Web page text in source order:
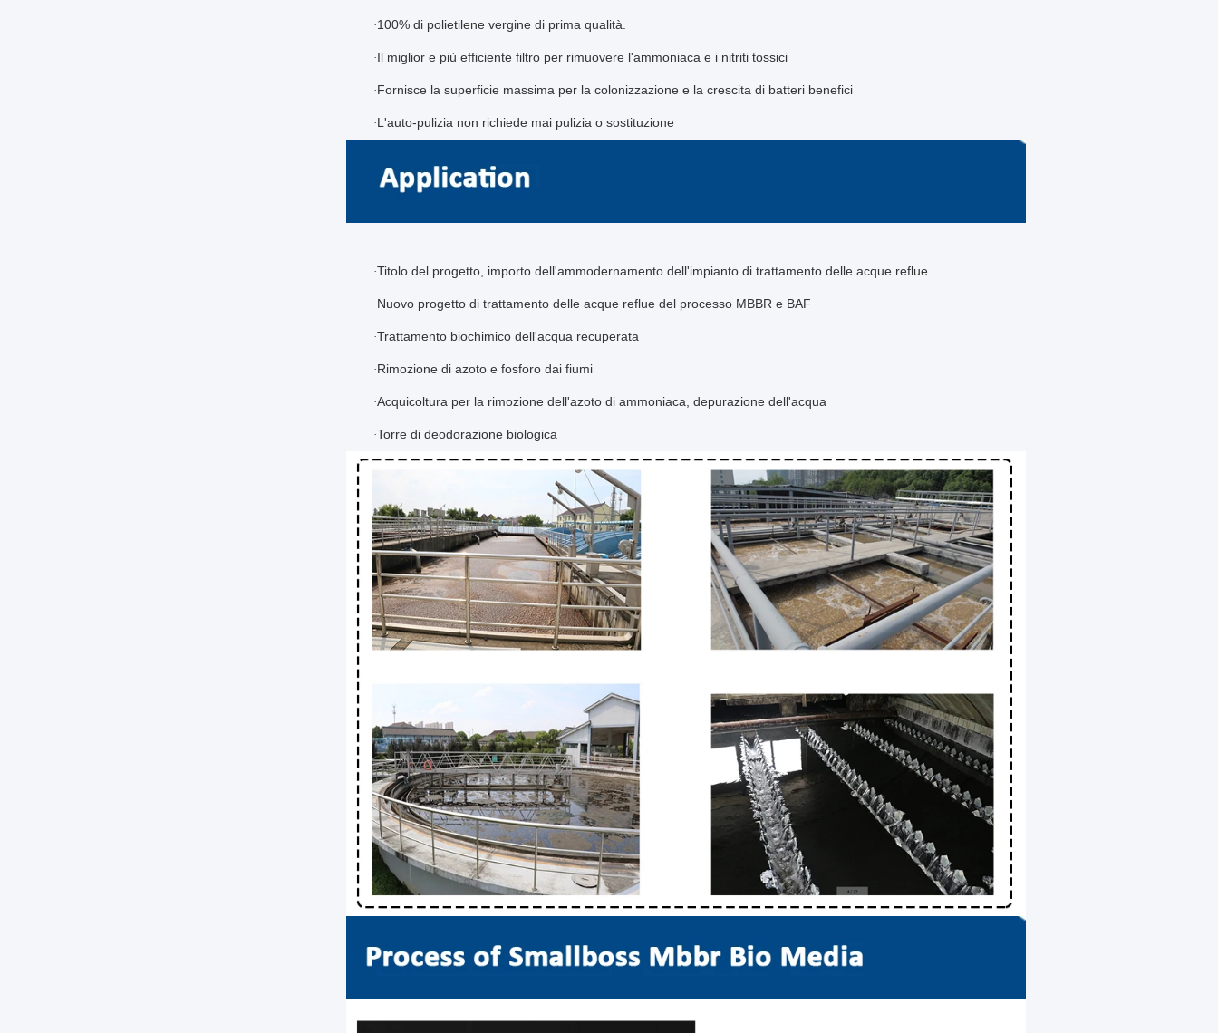
·100% di polietilene vergine di prima qualità.
·Il miglior e più efficiente filtro per rimuovere l'ammoniaca e i nitriti tossici
·Fornisce la superficie massima per la colonizzazione e la crescita di batteri benefici
·L'auto-pulizia non richiede mai pulizia o sostituzione
·Titolo del progetto, importo dell'ammodernamento dell'impianto di trattamento delle acque reflue
·Nuovo progetto di trattamento delle acque reflue del processo MBBR e BAF
·Trattamento biochimico dell'acqua recuperata
·Rimozione di azoto e fosforo dai fiumi
·Acquicoltura per la rimozione dell'azoto di ammoniaca, depurazione dell'acqua
·Torre di deodorazione biologica